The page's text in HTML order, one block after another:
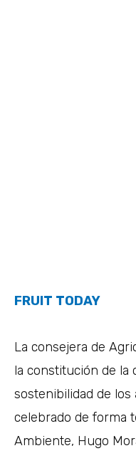
FRUIT TODAY
La consejera de
la constitución de la
sostenibilidad de
celebrado de forma
Ambiente, Hugo